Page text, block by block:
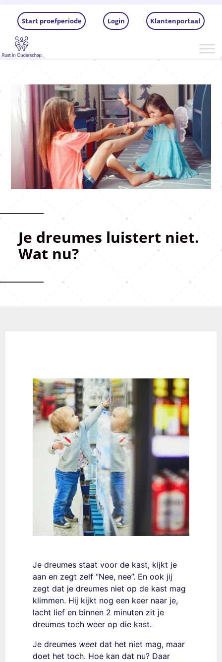
Klantenportaal
Login
Start proefperiode
Je dreumes luistert niet.
Wat nu?
Je dreumes staat voor de kast, kijkt je
aan en zegt zelf “Nee, nee”. En ook jij
zegt dat je dreumes niet op de kast mag
klimmen. Hij kijkt nog een keer naar je,
lacht lief en binnen 2 minuten zit je
dreumes toch weer op die kast.
Je dreumes weet dat het niet mag, maar
doet het toch. Hoe kan dat nu? Daar